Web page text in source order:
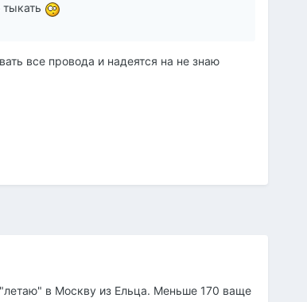
все провода и надеятся на не знаю
в Москву из Ельца. Меньше 170 ваще